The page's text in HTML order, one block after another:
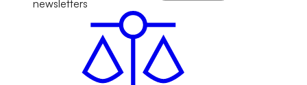
newsletters